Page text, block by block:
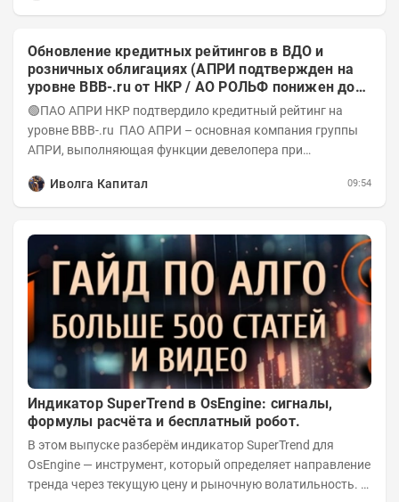
Обновление кредитных рейтингов в ВДО и
розничных облигациях (АПРИ подтвержден на
уровне BBB-.ru от НКР / АО РОЛЬФ понижен до
А-(RU) / Элит Строй присвоен на уровне BBB.ru)
🟢ПАО АПРИ НКР подтвердило кредитный рейтинг на
уровне BBB-.ru ПАО АПРИ – основная компания группы
АПРИ, выполняющая функции девелопера при
Иволга Капитал
09:54
Индикатор SuperTrend в OsEngine: сигналы,
формулы расчёта и бесплатный робот.
В этом выпуске разберём индикатор SuperTrend для
OsEngine — инструмент, который определяет направление
тренда через текущую цену и рыночную волатильность. В